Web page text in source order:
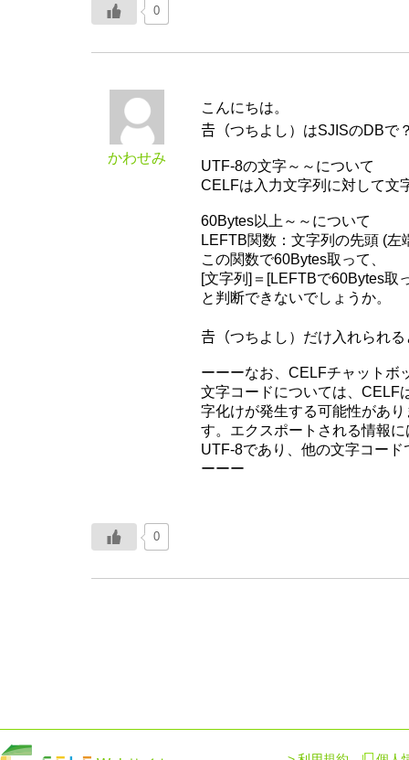
0
かわせみ
こんにちは。
𠮷（つちよし）はSJISのDBで
UTF-8の文字～～について
CELFは入力文字列に対して文
60Bytes以上～～について
LEFTB関数：文字列の先頭 (
この関数で60Bytes取って、
[文字列]＝[LEFTBで60Bytes
と判断できないでしょうか。
𠮷（つちよし）だけ入れられ
ーーーなお、CELFチャットボ
文字コードについては、CELF
字化けが発生する可能性があ
す。エクスポートされる情報
UTF-8であり、他の文字コー
ーーー
0